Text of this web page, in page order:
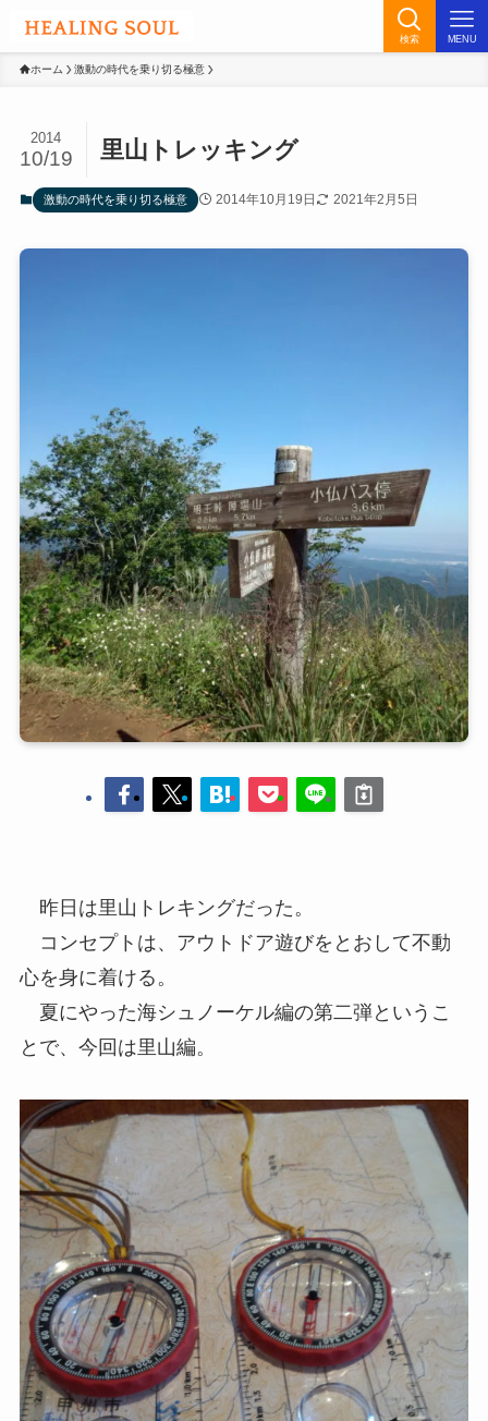
検索 MENU
ホーム 激動の時代を乗り切る極意
里山トレッキング
2014
10/19
激動の時代を乗り切る極意 2014年10月19日 2021年2月5日
昨日は里山トレキングだった。
コンセプトは、アウトドア遊びをとおして不動
心を身に着ける。
夏にやった海シュノーケル編の第二弾というこ
とで、今回は里山編。